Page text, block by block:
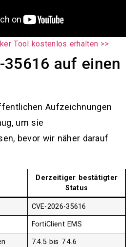
Tool kostenlos erhalten >>
35616 auf einen
Aufzeichnungen
um sie
bevor wir näher darauf
Derzeitiger bestätigter
Status
CVE-2026-35616
FortiClient EMS
7.4.5 bis 7.4.6